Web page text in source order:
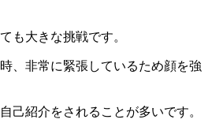
も大きな挑戦です。
、非常に緊張しているため顔を強
己紹介をされることが多いです。